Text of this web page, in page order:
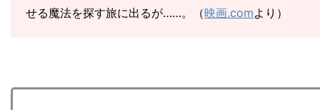
せる魔法を探す旅に出るが……。（映画.comより）